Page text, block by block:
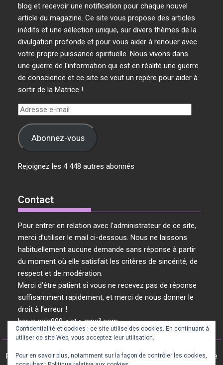
blog et recevoir une notification pour chaque nouvel
article du magazine. Ce site vous propose des articles
inédits et une sélection unique, sur divers thèmes de la
divulgation profonde et pour vous aider à renouer avec
votre propre puissance spirituelle. Nous vivons dans
une guerre de l'information qui est en réalité une guerre
de conscience et ce site se veut un repère pour aider à
sortir de la Matrice !
Adresse
mail Abonnez-vous
Rejoignez les 4 448 autres abonnés
Contact
Pour entrer en relation avec l’administrateur de ce site,
merci d’utiliser le mail ci-dessous. Nous ne laissons
habituellement aucune demande sans réponse à partir
du moment où elle satisfait les critères de sincérité, de
respect et de modération.
Merci d’être patient si vous ne recevez pas de réponse
suffisamment rapidement, et merci de nous donner le
droit à l’erreur !
herve.gaia999 « at » gmail.com
Révolution Vibratoire © 2024 / 2025 - Tous les articles de ce site
Confidentialité et cookies : ce site utilise des cookies. En continuant à
utiliser ce site Web, vous acceptez leur utilisation.
Pour en savoir plus, notamment sur la façon de contrôler les cookies,